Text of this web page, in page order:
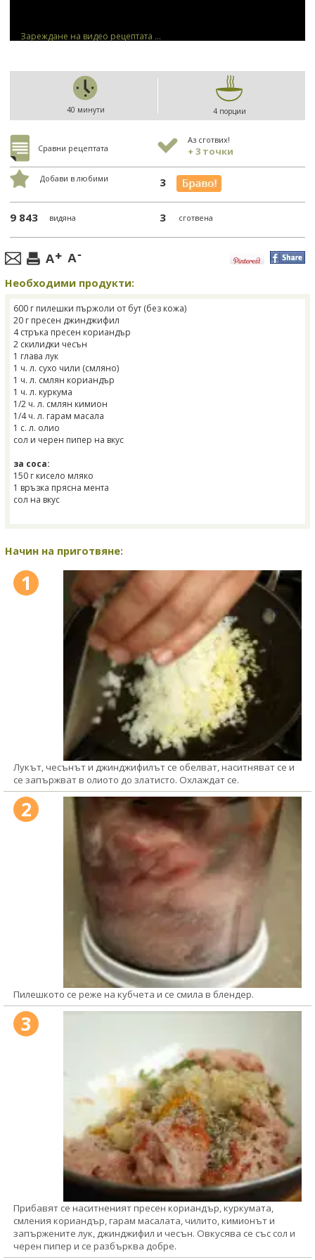
Зареждане на видео рецептата ...
40 минути 4 порции
Сравни рецептата
Аз сготвих!
+ 3 точки
Добави в любими 3
9 843 видяна 3 сготвена
Необходими продукти:
600 г пилешки пържоли от бут (без кожа)
20 г пресен джинджифил
4 стръка пресен кориандър
2 скилидки чесън
1 глава лук
1 ч. л. сухо чили (смляно)
1 ч. л. смлян кориандър
1 ч. л. куркума
1/2 ч. л. смлян кимион
1/4 ч. л. гарам масала
1 с. л. олио
сол и черен пипер на вкус
за соса:
150 г кисело мляко
1 връзка прясна мента
сол на вкус
Начин на приготвяне:
1
Лукът, чесънът и джинджифилът се обелват, наситняват се и
се запържват в олиото до златисто. Охлаждат се.
2
Пилешкото се реже на кубчета и се смила в блендер.
3
Прибавят се наситненият пресен кориандър, куркумата,
смления кориандър, гарам масалата, чилито, кимионът и
запържените лук, джинджифил и чесън. Овкусява се със сол и
черен пипер и се разбърква добре.